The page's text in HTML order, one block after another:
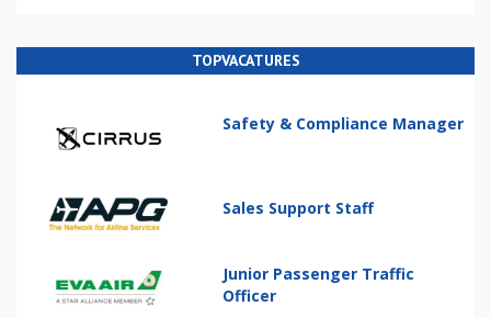
TOPVACATURES
Safety & Compliance Manager
Sales Support Staff
Junior Passenger Traffic
Officer